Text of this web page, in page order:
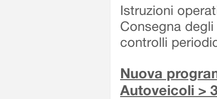
Istruzioni
Consegna
controlli
Nuova
Autoveicoli >